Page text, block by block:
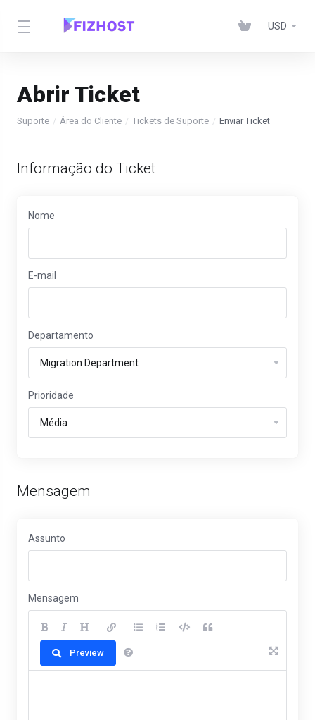
USD
Abrir Ticket
Suporte Área do Cliente Tickets de Suporte Enviar Ticket
Informação do Ticket
Nome
E-mail
Departamento
Prioridade
Mensagem
Assunto
Mensagem
Preview